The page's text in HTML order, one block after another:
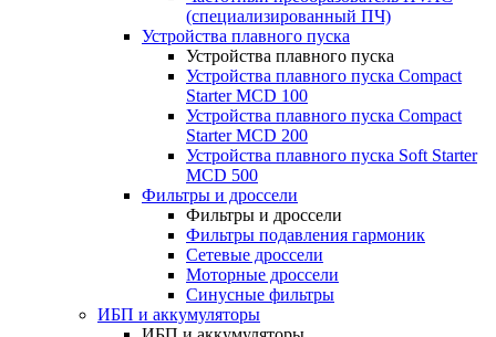
(специализированный ПЧ)
Устройства плавного пуска
Устройства плавного пуска
Устройства плавного пуска Compact
Starter MCD 100
Устройства плавного пуска Compact
Starter MCD 200
Устройства плавного пуска Soft Starter
MCD 500
Фильтры и дроссели
Фильтры и дроссели
Фильтры подавления гармоник
Сетевые дроссели
Моторные дроссели
Синусные фильтры
ИБП и аккумуляторы